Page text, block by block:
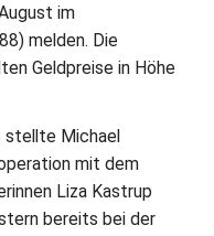
im
melden. Die
Geldpreise in Höhe
stellte Michael
mit dem
Liza Kastrup
bereits bei der